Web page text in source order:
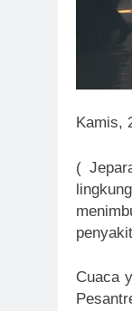
Kamis,
(
Cuaca